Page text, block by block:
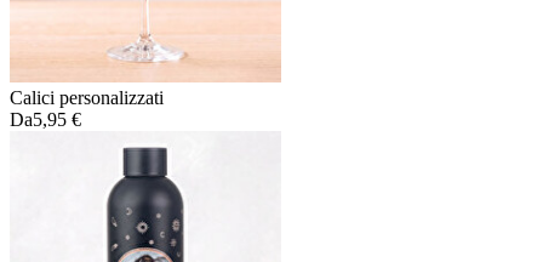
Calici personalizzati
Da5,95 €